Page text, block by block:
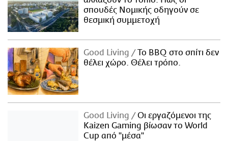
σπουδές Νομικής οδηγούν σε
θεσμική συμμετοχή
Good Living
Το BBQ στο σπίτι δεν
θέλει χώρο. Θέλει τρόπο.
Good Living
Οι εργαζόμενοι της
Kaizen Gaming βίωσαν το World
Cup από "μέσα"